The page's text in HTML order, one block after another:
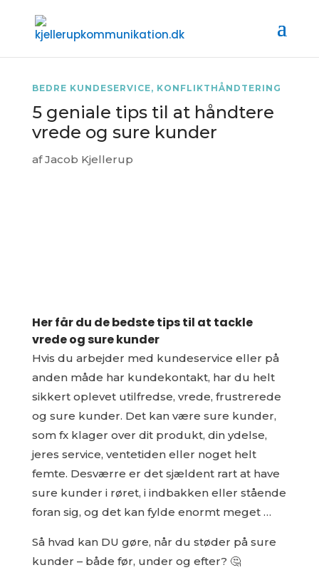
BEDRE KUNDESERVICE, KONFLIKTHÅNDTERING
5 geniale tips til at håndtere
vrede og sure kunder
afJacob Kjellerup
Her får du de bedste tips til at tackle
vrede og sure kunder
Hvis du arbejder med kundeservice eller på
anden måde har kundekontakt, har du helt
sikkert oplevet utilfredse, vrede, frustrerede
og sure kunder. Det kan være sure kunder,
som fx klager over dit produkt, din ydelse,
jeres service, ventetiden eller noget helt
femte. Desværre er det sjældent rart at have
sure kunder i røret, i indbakken eller stående
foran sig, og det kan fylde enormt meget …
Så hvad kan DU gøre, når du støder på sure
kunder – både før, under og efter? 🤔